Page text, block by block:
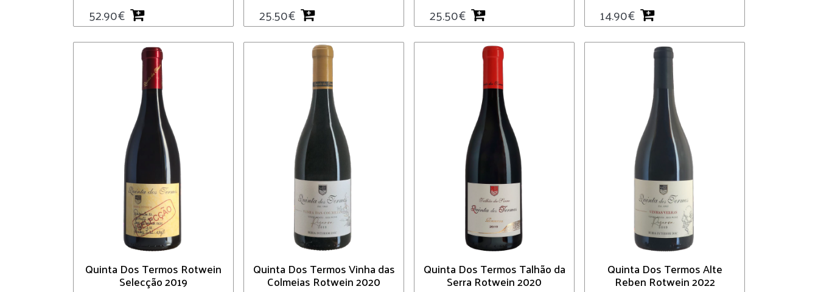
52.90€ 25.50€ 25.50€ 14.90€
Quinta Dos Termos Rotwein
Selecção 2019
Quinta Dos Termos Vinha das
Colmeias Rotwein 2020
Quinta Dos Termos Talhão da
Serra Rotwein 2020
Quinta Dos Termos Alte
Reben Rotwein 2022